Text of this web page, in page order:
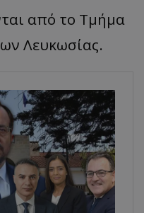
από το Τμήμα
Λευκωσίας.